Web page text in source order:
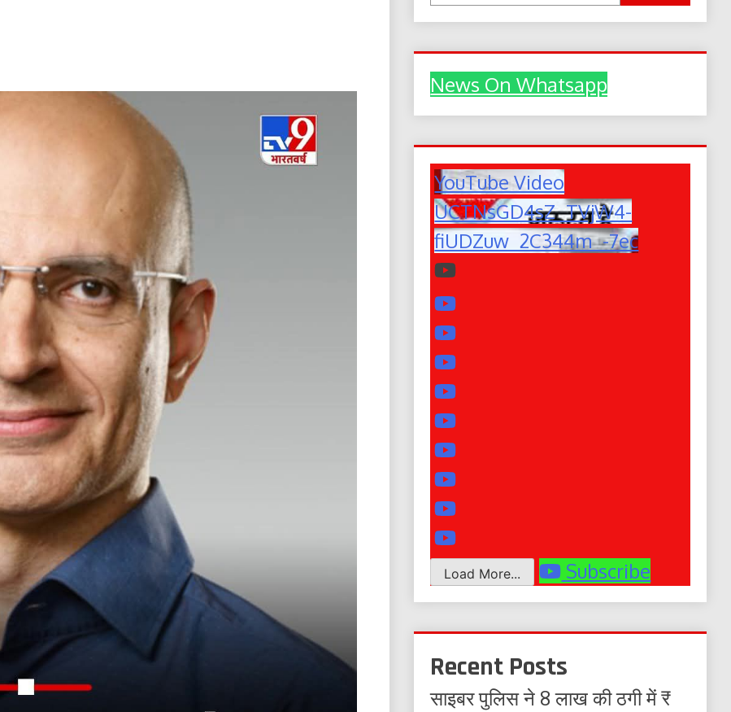
News On Whatsapp
YouTube Video
UCTNsGD4sZ_TVjW4-
fiUDZuw_2C344m_-7ec
Load More... Subscribe
Recent Posts
साइबर पुलिस ने 8 लाख की ठगी में ₹